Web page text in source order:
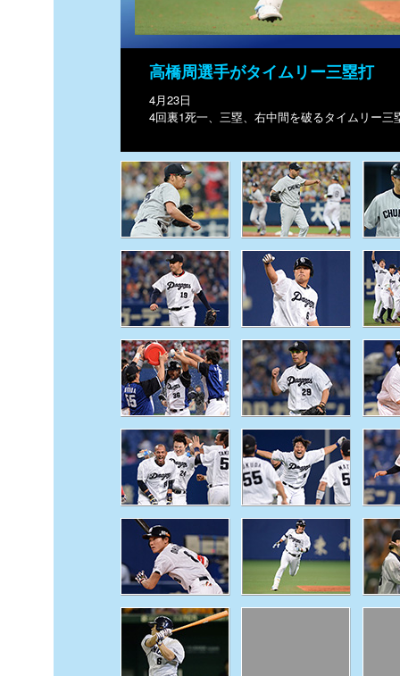
高橋周選手がタイムリー三塁打
4月23日
4回裏1死一、三塁、右中間を破るタイムリー三